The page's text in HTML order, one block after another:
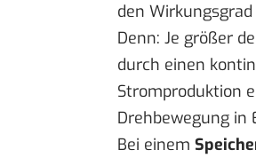
den
Denn: Je größer
durch einen
Stromproduktion
Drehbewegung in
Bei einem